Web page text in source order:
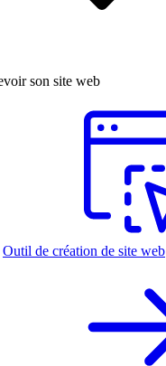
son site web
Outil de création de site web